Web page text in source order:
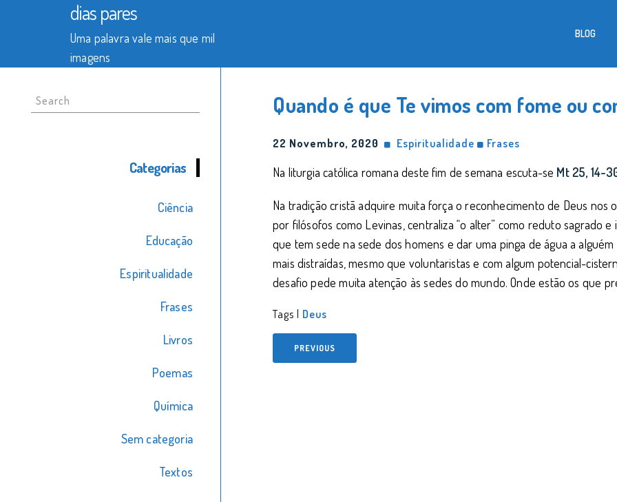
dias pares
Uma palavra vale mais que mil
imagens
BLOG
Search
for:
Categorias
Ciência
Educação
Espiritualidade
Frases
Livros
Poemas
Química
Sem categoria
Textos
Quando é que Te vimos com fome ou
22 Novembro, 2020 Espiritualidade Frases
Na liturgia católica romana deste fim de semana escuta-se Mt 25, 14-
Na tradição cristã adquire muita força o reconhecimento de Deus nos
por filósofos como Levinas, centraliza “o alter” como reduto sagrado
que tem sede na sede dos homens e dar uma pinga de água a
mais distraídas, mesmo que voluntaristas e com algum potencial-
desafio pede muita atenção às sedes do mundo. Onde estão os que
Tags | Deus
PREVIOUS